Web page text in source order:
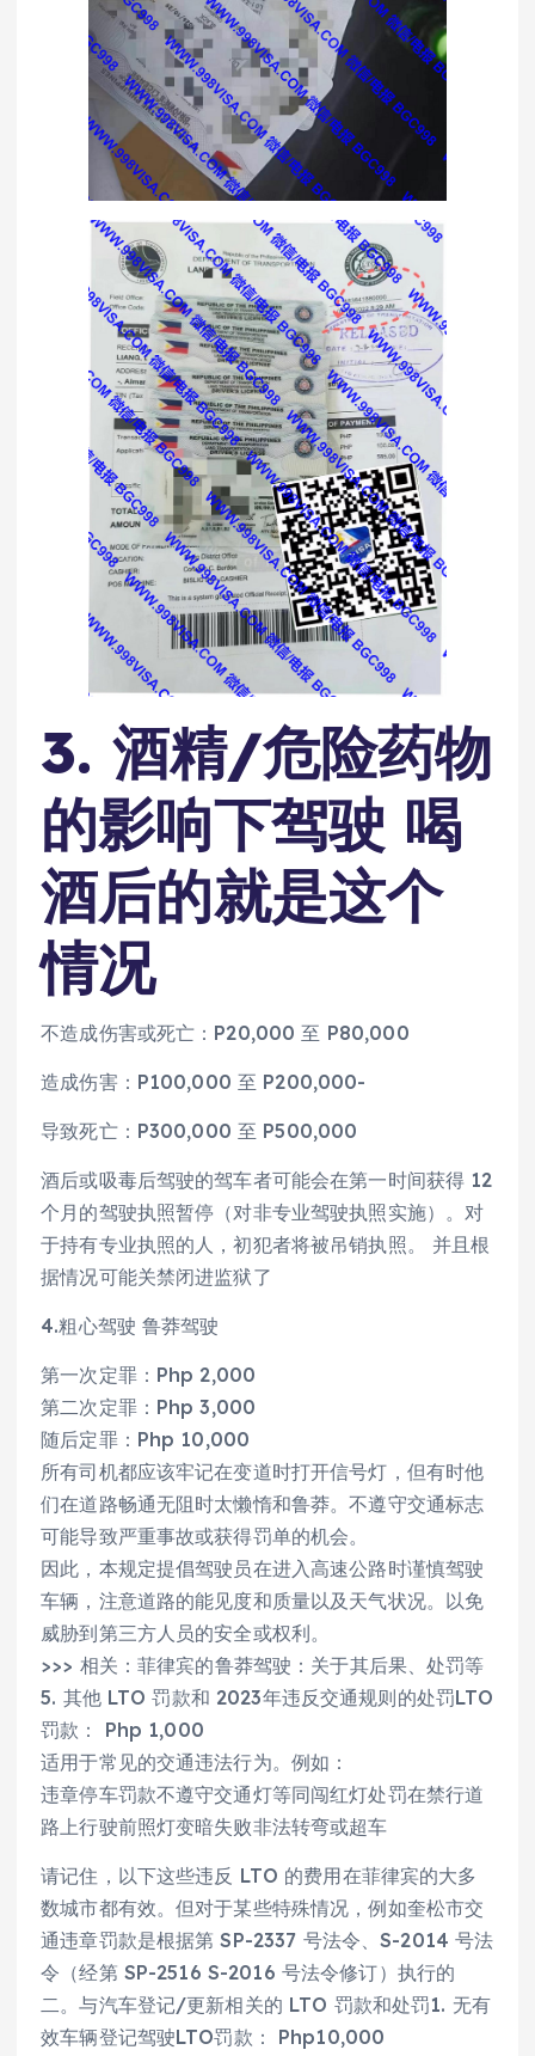
3. 酒精/危险药物
的影响下驾驶 喝
酒后的就是这个
情况
不造成伤害或死亡：P20,000 至 P80,000
造成伤害：P100,000 至 P200,000-
导致死亡：P300,000 至 P500,000
酒后或吸毒后驾驶的驾车者可能会在第一时间获得 12
个月的驾驶执照暂停（对非专业驾驶执照实施）。对
于持有专业执照的人，初犯者将被吊销执照。 并且根
据情况可能关禁闭进监狱了
4.粗心驾驶 鲁莽驾驶
第一次定罪：Php 2,000
第二次定罪：Php 3,000
随后定罪：Php 10,000
所有司机都应该牢记在变道时打开信号灯，但有时他
们在道路畅通无阻时太懒惰和鲁莽。不遵守交通标志
可能导致严重事故或获得罚单的机会。
因此，本规定提倡驾驶员在进入高速公路时谨慎驾驶
车辆，注意道路的能见度和质量以及天气状况。以免
威胁到第三方人员的安全或权利。
>>> 相关：菲律宾的鲁莽驾驶：关于其后果、处罚等
5. 其他 LTO 罚款和 2023年违反交通规则的处罚LTO
罚款： Php 1,000
适用于常见的交通违法行为。例如：
违章停车罚款不遵守交通灯等同闯红灯处罚在禁行道
路上行驶前照灯变暗失败非法转弯或超车
请记住，以下这些违反 LTO 的费用在菲律宾的大多
数城市都有效。但对于某些特殊情况，例如奎松市交
通违章罚款是根据第 SP-2337 号法令、S-2014 号法
令（经第 SP-2516 S-2016 号法令修订）执行的
二。与汽车登记/更新相关的 LTO 罚款和处罚1. 无有
效车辆登记驾驶LTO罚款： Php10,000